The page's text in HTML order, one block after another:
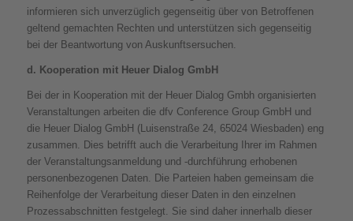
informieren sich unverzüglich gegenseitig über von Betroffenen
geltend gemachten Rechten und unterstützen sich gegenseitig
bei der Beantwortung von Auskunftsersuchen.
d. Kooperation mit Heuer Dialog GmbH
Bei der in Kooperation mit der Heuer Dialog Gmbh organisierten
Veranstaltungen arbeiten die dfv Conference Group GmbH und
die Heuer Dialog GmbH (Luisenstraße 24, 65024 Wiesbaden) eng
zusammen. Dies betrifft auch die Verarbeitung Ihrer im Rahmen
der Veranstaltungsanmeldung und -durchführung erhobenen
personenbezogenen Daten. Die Parteien haben gemeinsam die
Reihenfolge der Verarbeitung dieser Daten in den einzelnen
Prozessabschnitten festgelegt. Sie sind daher innerhalb dieser